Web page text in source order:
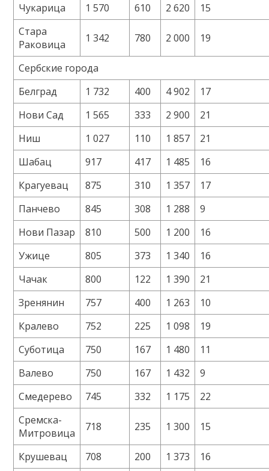
Чукарица
1 570 610 2 620
15
Стара
Раковица
1 342 780 2 000 19
Сербские города
Белград
1 732 400 4 902
17
Нови Сад
1 565 333 2 900
21
Ниш
1 027 110 1 857
21
Шабац
917 417 1 485
16
Крагуевац
875 310 1 357
17
Панчево
845 308 1 288
9
Нови Пазар
810 500 1 200
16
Ужице
805 373 1 340
16
Чачак
800 122 1 390
21
Зренянин
757 400 1 263
10
Кралево
752 225 1 098
19
Суботица
750 167 1 480
11
Валево
750 167 1 432
9
Смедерево
745 332 1 175
22
Сремска-
Митровица
718 235 1 300 15
Крушевац 708 200 1 373
16